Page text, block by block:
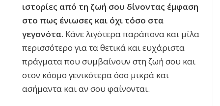
ιστορίες από τη ζωή σου δίνοντας έμφαση
στο πως ένιωσες και όχι τόσο στα
γεγονότα. Κάνε λιγότερα παράπονα και μίλα
περισσότερο για τα θετικά και ευχάριστα
πράγματα που συμβαίνουν στη ζωή σου και
στον κόσμο γενικότερα όσο μικρά και
ασήμαντα και αν σου φαίνονται.